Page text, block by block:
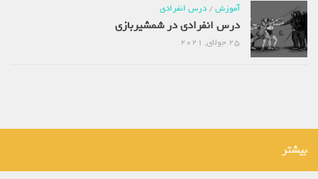
آموزش/درس انفرادی
درس انفرادی در شمشیربازی
بیشتر